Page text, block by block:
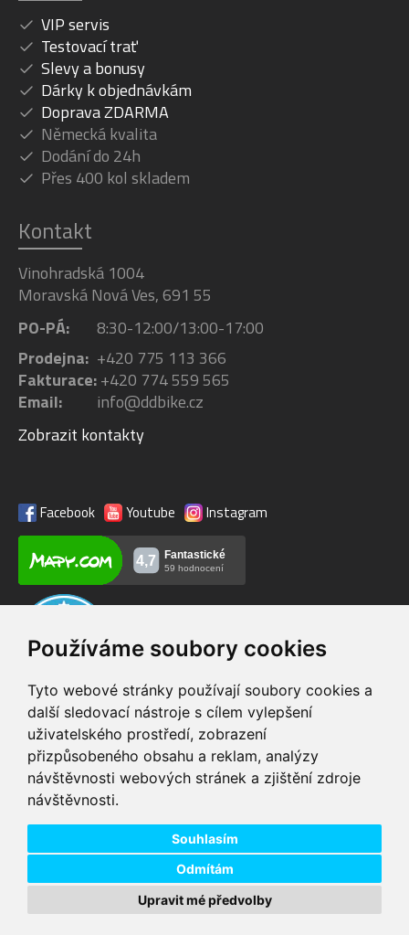
Používáme soubory cookies
Tyto webové stránky používají soubory cookies a
další sledovací nástroje s cílem vylepšení
uživatelského prostředí, zobrazení
přizpůsobeného obsahu a reklam, analýzy
návštěvnosti webových stránek a zjištění zdroje
návštěvnosti.
Souhlasím
Odmítám
Upravit mé předvolby
VIP servis
Testovací trať
Slevy a bonusy
Dárky k objednávkám
Doprava ZDARMA
Německá kvalita
Dodání do 24h
Přes 400 kol skladem
Kontakt
Vinohradská 1004
Moravská Nová Ves, 691 55
PO-PÁ:
8:30-12:00/13:00-17:00
Prodejna: +420 775 113 366
Fakturace:+420 774 559 565
Email:
info@ddbike.cz
Zobrazit kontakty
Facebook Youtube Instagram
VIP servis
na zakoupená
elektrokola
Testovací trať
možnost vyzkoušet si
elektrokola
Doprava ZDARMA
pro objednávky nad 1600 zboží skladem při
Copyright © 2026 DD PNEU s.r.o. Všechna práva vyhrazena. bb9